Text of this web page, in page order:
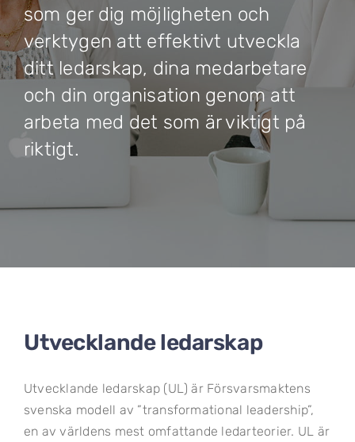
som ger dig möjligheten och
verktygen att effektivt utveckla
ditt ledarskap, dina medarbetare
och din organisation genom att
arbeta med det som är viktigt på
riktigt.
Utvecklande ledarskap
Utvecklande ledarskap (UL) är Försvarsmaktens
svenska modell av ”transformational leadership”,
en av världens mest omfattande ledarteorier. UL är